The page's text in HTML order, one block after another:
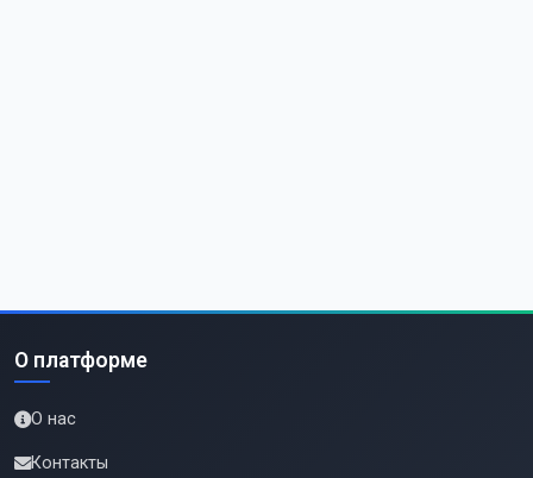
О платформе
О нас
Контакты